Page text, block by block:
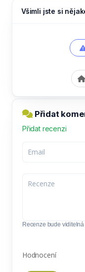
Všimli jste si
Přidat
Přidat recenzi
Recenze bude
Hodnocení